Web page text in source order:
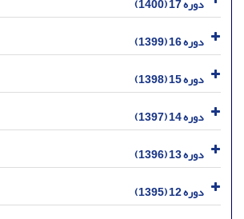
دوره 17 (1400)
دوره 16 (1399)
دوره 15 (1398)
دوره 14 (1397)
دوره 13 (1396)
دوره 12 (1395)